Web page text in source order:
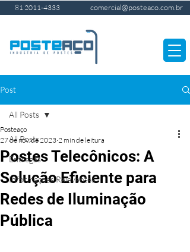
81 2011-4333 comercial@posteaco.com.br
Post
All Posts
Entregas
Informações Relevantes
All Posts
Postes Telecônicos: A
Solução Eficiente para
Redes de Iluminação
Pública
Posteaço
27 de nov. de 2023 2 min de leitura